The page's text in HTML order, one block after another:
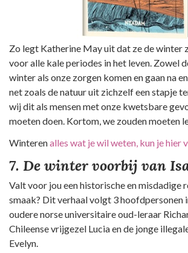
Zo legt Katherine May uit dat ze de winter
voor alle kale periodes in het leven. Zowel
winter als onze zorgen komen en gaan na
net zoals de natuur uit zichzelf een stapje
wij dit als mensen met onze kwetsbare
moeten doen. Kortom, we zouden moeten
Winterenalles wat je wil weten, kun je hier
7. De winter voorbij van
Valt voor jou een historische en misdadige
smaak? Dit verhaal volgt 3 hoofdpersonen
oudere norse universitaire oud-leraar
Chileense vrijgezel Lucia en de jonge
Evelyn.